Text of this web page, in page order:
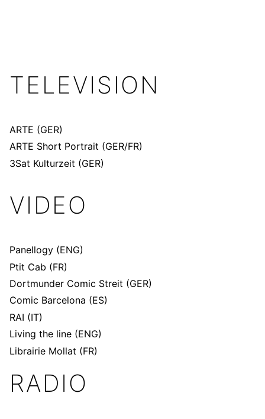
TELEVISION
ARTE (GER)
ARTE Short Portrait (GER/FR)
3Sat Kulturzeit (GER)
VIDEO
Panellogy (ENG)
Ptit Cab (FR)
Dortmunder Comic Streit (GER)
Comic Barcelona (ES)
RAI (IT)
Living the line (ENG)
Librairie Mollat (FR)
RADIO